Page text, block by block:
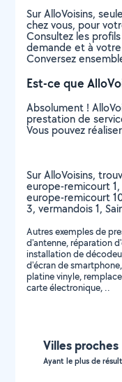
Sur AlloVoisins,
chez vous, pour
Consultez les
demande et à
Conversez
Est-ce que
Absolument !
prestation de
Vous pouvez
Sur AlloVoisins,
europe-remicourt
europe-remicourt
3, vermandois 1,
Autres exemples de
d'antenne, réparation
installation de
d'écran de
platine vinyle,
carte électronique, ..
Villes proches
Ayant le plus de